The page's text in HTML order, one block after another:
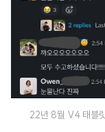
22년 8월 V4 태블